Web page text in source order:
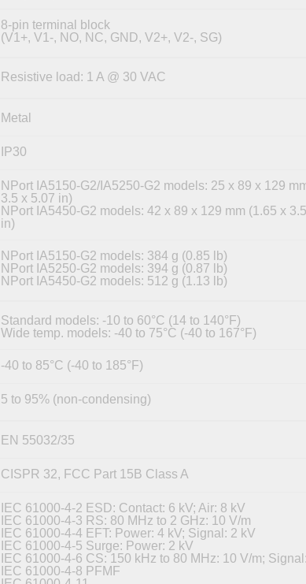
8-pin terminal block
(V1+, V1-, NO, NC, GND, V2+, V2-, SG)
Resistive load: 1 A @ 30 VAC
Metal
IP30
NPort IA5150-G2/IA5250-G2 models: 25 x 89 x 129
3.5 x 5.07 in)
NPort IA5450-G2 models: 42 x 89 x 129 mm (1.65 x
in)
NPort IA5150-G2 models: 384 g (0.85 lb)
NPort IA5250-G2 models: 394 g (0.87 lb)
NPort IA5450-G2 models: 512 g (1.13 lb)
Standard models: -10 to 60°C (14 to 140°F)
Wide temp. models: -40 to 75°C (-40 to 167°F)
-40 to 85°C (-40 to 185°F)
5 to 95% (non-condensing)
EN 55032/35
CISPR 32, FCC Part 15B Class A
IEC 61000-4-2 ESD: Contact: 6 kV; Air: 8 kV
IEC 61000-4-3 RS: 80 MHz to 2 GHz: 10 V/m
IEC 61000-4-4 EFT: Power: 4 kV; Signal: 2 kV
IEC 61000-4-5 Surge: Power: 2 kV
IEC 61000-4-6 CS: 150 kHz to 80 MHz: 10 V/m;
IEC 61000-4-8 PFMF